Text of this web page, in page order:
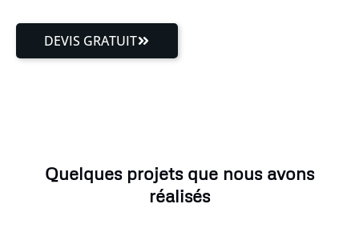
DEVIS GRATUIT
Quelques projets que nous avons
réalisés